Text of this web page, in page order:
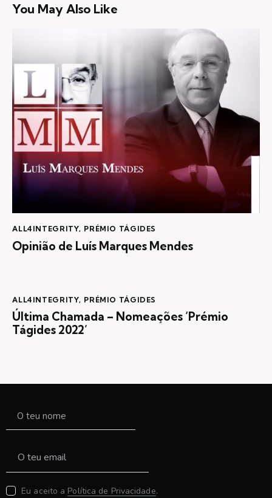
You May Also Like
ALL4INTEGRITY, PRÉMIO TÁGIDES
Opinião de Luís Marques Mendes
ALL4INTEGRITY, PRÉMIO TÁGIDES
Última Chamada – Nomeações ‘Prémio
Tágides 2022’
Eu aceito a Política de Privacidade.